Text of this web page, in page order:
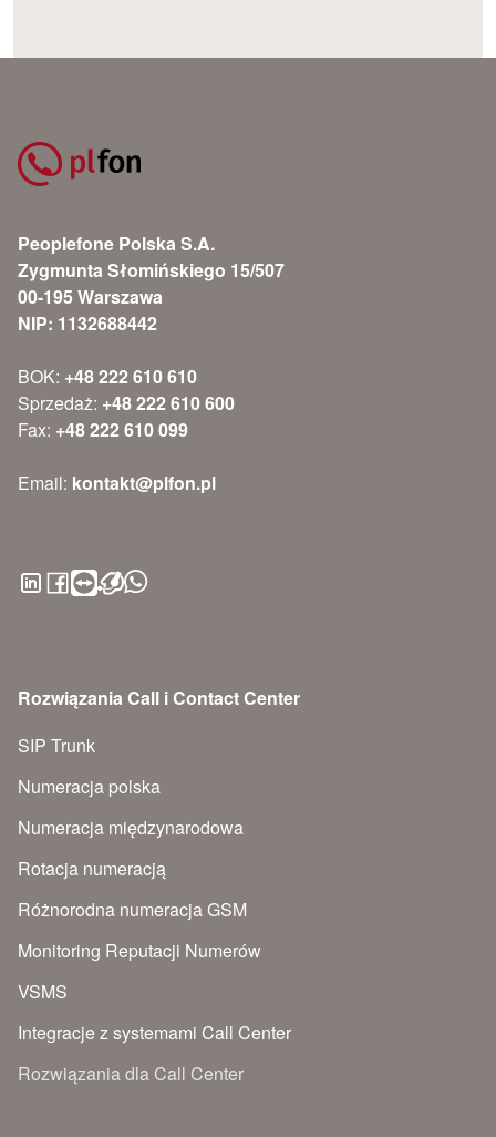
Peoplefone Polska S.A.
Zygmunta Słomińskiego 15/507
00-195 Warszawa
NIP: 1132688442
BOK: +48 222 610 610
Sprzedaż: +48 222 610 600
Fax: +48 222 610 099
Email: kontakt@plfon.pl
Rozwiązania Call i Contact Center
SIP Trunk
Numeracja polska
Numeracja międzynarodowa
Rotacja numeracją
Różnorodna numeracja GSM
Monitoring Reputacji Numerów
VSMS
Integracje z systemami Call Center
Rozwiązania dla Call Center